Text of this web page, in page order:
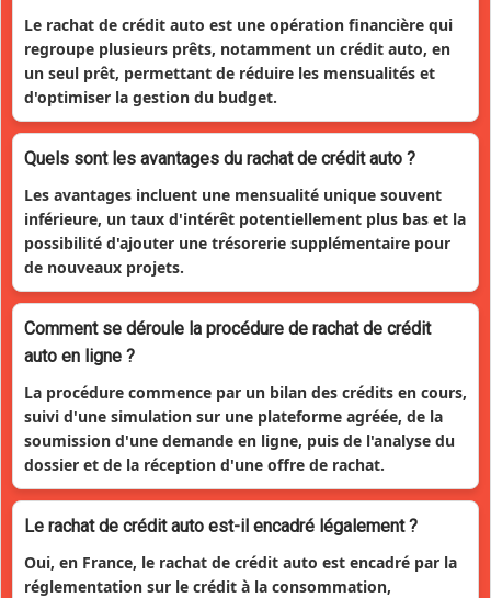
Le rachat de crédit auto est une opération financière qui
regroupe plusieurs prêts, notamment un crédit auto, en
un seul prêt, permettant de réduire les mensualités et
d'optimiser la gestion du budget.
Quels sont les avantages du rachat de crédit auto ?
Les avantages incluent une mensualité unique souvent
inférieure, un taux d'intérêt potentiellement plus bas et la
possibilité d'ajouter une trésorerie supplémentaire pour
de nouveaux projets.
Comment se déroule la procédure de rachat de crédit
auto en ligne ?
La procédure commence par un bilan des crédits en cours,
suivi d'une simulation sur une plateforme agréée, de la
soumission d'une demande en ligne, puis de l'analyse du
dossier et de la réception d'une offre de rachat.
Le rachat de crédit auto est-il encadré légalement ?
Oui, en France, le rachat de crédit auto est encadré par la
réglementation sur le crédit à la consommation,